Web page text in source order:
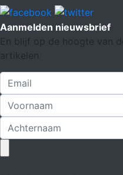
Aanmelden nieuwsbrief
En blijf op de hoogte van
artikelen